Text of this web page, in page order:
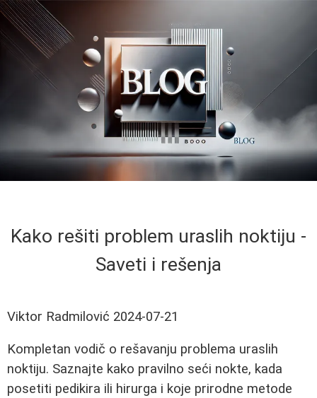
Kako rešiti problem uraslih noktiju -
Saveti i rešenja
Viktor Radmilović 2024-07-21
Kompletan vodič o rešavanju problema uraslih
noktiju. Saznajte kako pravilno seći nokte, kada
posetiti pedikira ili hirurga i koje prirodne metode